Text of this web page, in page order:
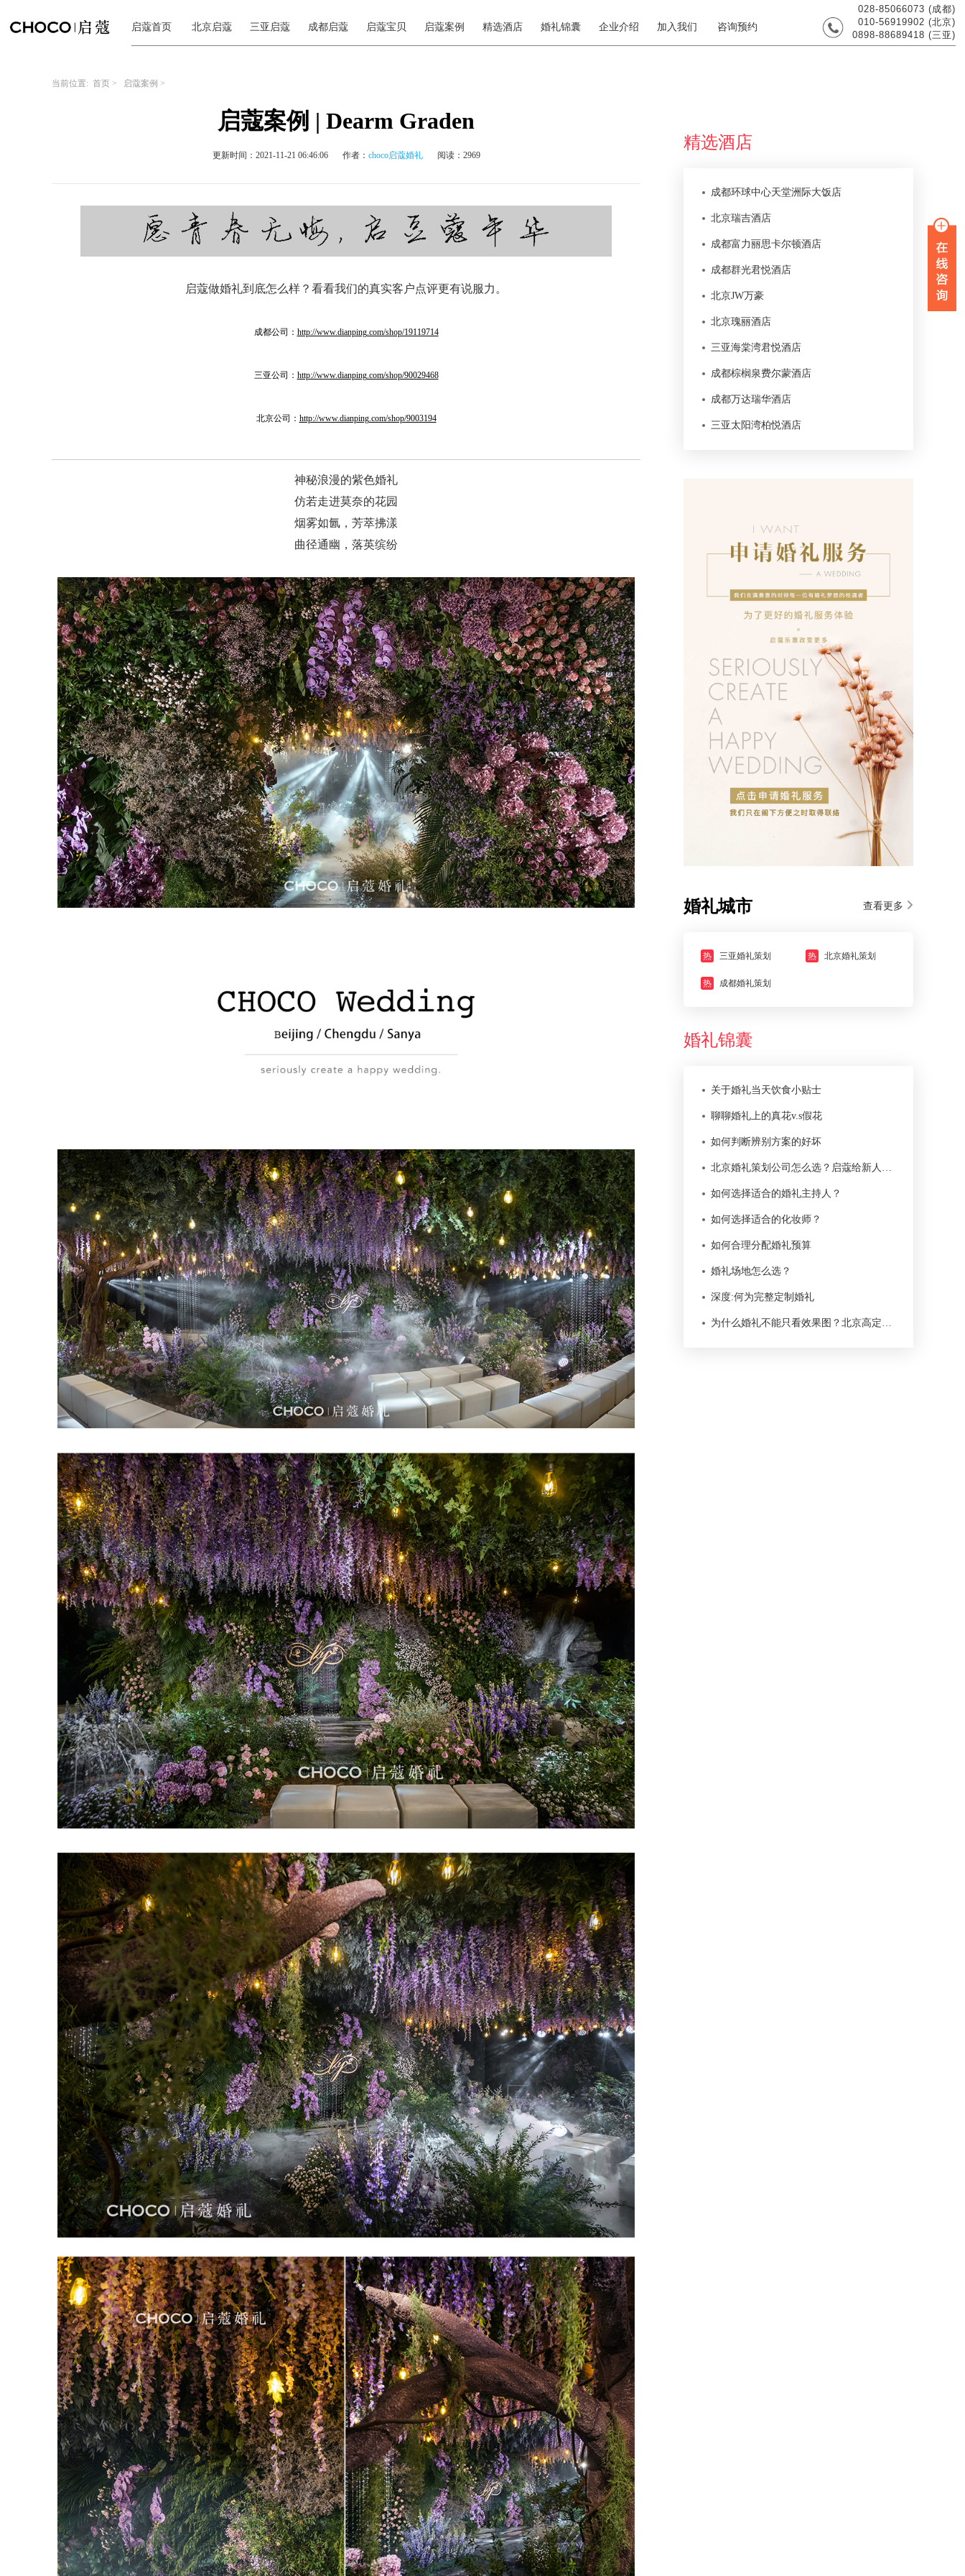
启蔻首页 北京启蔻 三亚启蔻 成都启蔻 启蔻宝贝 启蔻案例 精选酒店 婚礼锦囊 企业介绍 加入我们 咨询预约
028-85066073 (成都)
010-56919902 (北京)
0898-88689418 (三亚)
当前位置: 首页 > 启蔻案例 >
启蔻案例 | Dearm Graden
更新时间：2021-11-21 06:46:06 作者： choco启蔻婚礼 阅读：2969
启蔻做婚礼到底怎么样？看看我们的真实客户点评更有说服力。
成都公司： http://www.dianping.com/shop/19119714
三亚公司： http://www.dianping.com/shop/90029468
北京公司： http://www.dianping.com/shop/9003194
神秘浪漫的紫色婚礼
仿若走进莫奈的花园
烟雾如氤，芳萃拂漾
曲径通幽，落英缤纷
精选酒店
成都环球中心天堂洲际大饭店
北京瑞吉酒店
成都富力丽思卡尔顿酒店
成都群光君悦酒店
北京JW万豪
北京瑰丽酒店
三亚海棠湾君悦酒店
成都棕榈泉费尔蒙酒店
成都万达瑞华酒店
三亚太阳湾柏悦酒店
婚礼城市 查看更多
热 三亚婚礼策划 热 北京婚礼策划
热 成都婚礼策划
婚礼锦囊
关于婚礼当天饮食小贴士
聊聊婚礼上的真花v.s假花
如何判断辨别方案的好坏
如何选择适合的婚礼主持人？
如何选择适合的化妆师？
如何合理分配婚礼预算
婚礼场地怎么选？
深度:何为完整定制婚礼